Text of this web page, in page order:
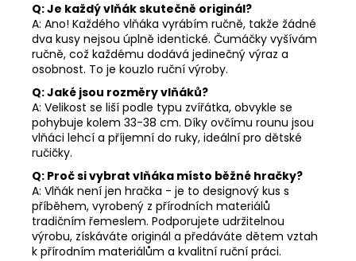
Q: Je každý vlňák skutečně originál?
A: Ano! Každého vlňáka vyrábím ručně, takže žádné
dva kusy nejsou úplně identické. Čumáčky vyšívám
ručně, což každému dodává jedinečný výraz a
osobnost. To je kouzlo ruční výroby.
Q: Jaké jsou rozměry vlňáků?
A: Velikost se liší podle typu zvířátka, obvykle se
pohybuje kolem 33-38 cm. Díky ovčímu rounu jsou
vlňáci lehcí a příjemní do ruky, ideální pro dětské
ručičky.
Q: Proč si vybrat vlňáka místo běžné hračky?
A: Vlňák není jen hračka - je to designový kus s
příběhem, vyrobený z přírodních materiálů
tradičním řemeslem. Podporujete udržitelnou
výrobu, získáváte originál a předáváte dětem vztah
k přírodním materiálům a kvalitní ruční práci.